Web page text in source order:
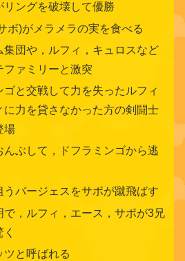
リングを破壊して優勝
)がメラメラの実を食べる
団や，ルフィ，キュロスなど
ファミリーと激突
と交戦して力を失ったルフィ
に力を貸さなかった方の剣闘士
場
ぶして，ドフラミンゴから逃
バージェスをサボが蹴飛ばす
，ルフィ，エース，サボが3兄
と呼ばれる